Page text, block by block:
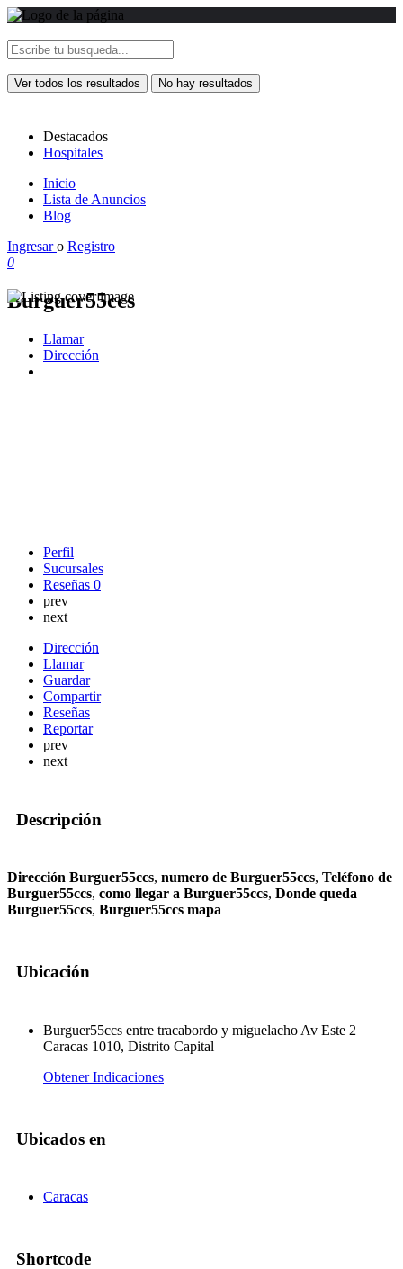
Ver todos los resultados No hay resultados
Destacados
Hospitales
Inicio
Lista de Anuncios
Blog
Ingresaro Registro
0
Burguer55ccs
Llamar
Dirección
Perfil
Sucursales
Reseñas 0
prev
next
Dirección
Llamar
Guardar
Compartir
Reseñas
Reportar
prev
next
Descripción
Dirección Burguer55ccs, numero de Burguer55ccs, Teléfono de
Burguer55ccs, como llegar a Burguer55ccs, Donde queda
Burguer55ccs, Burguer55ccs mapa
Ubicación
Burguer55ccs entre tracabordo y miguelacho Av Este 2
Caracas 1010, Distrito Capital
Obtener Indicaciones
Ubicados en
Caracas
Shortcode